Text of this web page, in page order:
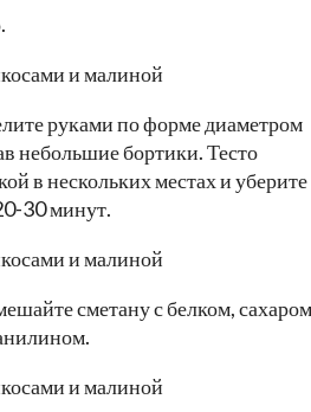
руками по форме диаметром
небольшие бортики. Тесто
в нескольких местах и уберите
30 минут.
сметану с белком,